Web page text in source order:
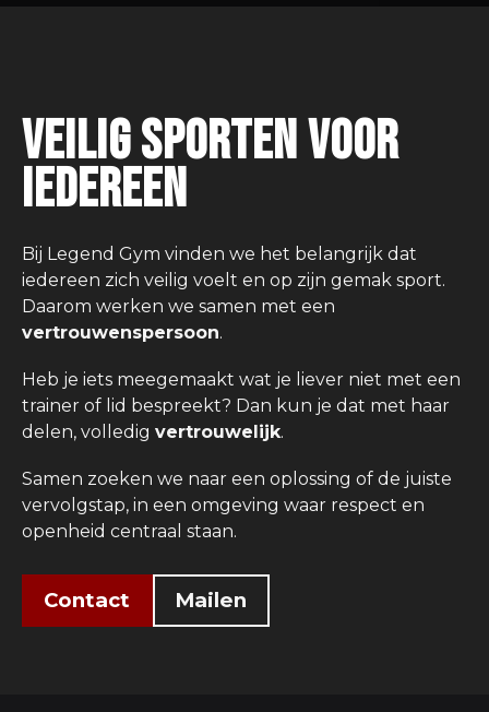
Veilig sporten voor
iedereen
Bij Legend Gym vinden we het belangrijk dat
iedereen zich veilig voelt en op zijn gemak sport.
Daarom werken we samen met een
vertrouwenspersoon.
Heb je iets meegemaakt wat je liever niet met een
trainer of lid bespreekt? Dan kun je dat met haar
delen, volledig vertrouwelijk.
Samen zoeken we naar een oplossing of de juiste
vervolgstap, in een omgeving waar respect en
openheid centraal staan.
Contact Mailen